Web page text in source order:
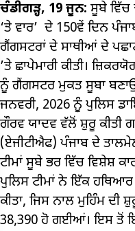
ਚੰਡੀਗੜ੍ਹ, 19 ਜੂਨ: ਸੂਬੇ ਵਿੱਚ
‘ਤੇ ਵਾਰ’ ਦੇ 150ਵੇਂ ਦਿਨ
ਗੈਂਗਸਟਰਾਂ ਦੇ ਸਾਥੀਆਂ ਦੇ
’ਤੇ ਛਾਪੇਮਾਰੀ ਕੀਤੀ।
ਨੂੰ ਗੈਂਗਸਟਰ ਮੁਕਤ ਸੂਬਾ
ਜਨਵਰੀ, 2026 ਨੂੰ ਪੁਲਿਸ
ਗੌਰਵ ਯਾਦਵ ਵੱਲੋਂ ਸ਼ੁਰੂ ਕੀਤੀ
(ਏਜੀਟੀਐਫ) ਪੰਜਾਬ ਦੇ
ਟੀਮਾਂ ਸੂਬੇ ਭਰ ਵਿੱਚ ਵਿਸ਼ੇਸ਼
ਪੁਲਿਸ ਟੀਮਾਂ ਨੇ ਇੱਕ ਹਥਿਆਰ
ਕੀਤਾ, ਜਿਸ ਨਾਲ ਮੁਹਿੰਮ ਦੀ
38,390 ਹੋ ਗਈਆਂ। ਇਸ ਤੋਂ